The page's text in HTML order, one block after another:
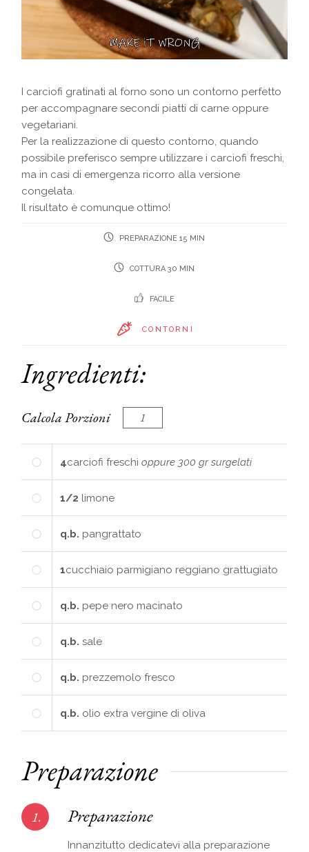
I carciofi gratinati al forno sono un contorno perfetto
per accompagnare secondi piatti di carne oppure
vegetariani.
Per la realizzazione di questo contorno, quando
possibile preferisco sempre utilizzare i carciofi freschi,
ma in casi di emergenza ricorro alla versione
congelata.
Il risultato è comunque ottimo!
PREPARAZIONE 15 MIN
COTTURA 30 MIN
FACILE
CONTORNI
Ingredienti:
Calcola Porzioni
4carciofi freschioppure 300 gr surgelati
1/2 limone
q.b. pangrattato
1cucchiaio parmigiano reggiano grattugiato
q.b. pepe nero macinato
q.b. sale
q.b. prezzemolo fresco
q.b. olio extra vergine di oliva
Preparazione
1. Preparazione
Innanzitutto dedicatevi alla preparazione